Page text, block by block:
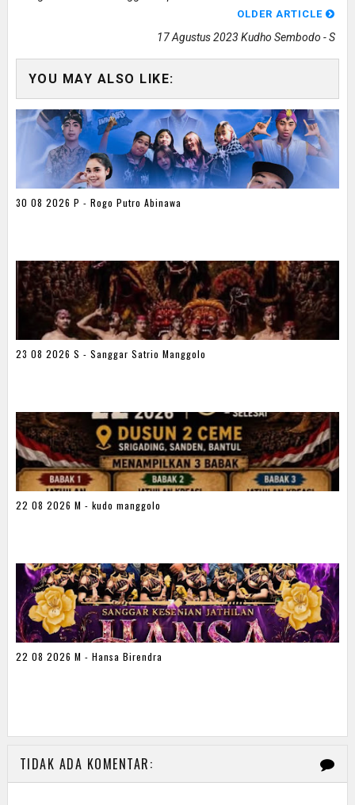
OLDER ARTICLE
17 Agustus 2023 Kudho Sembodo - S
YOU MAY ALSO LIKE:
30 08 2026 P - Rogo Putro Abinawa
23 08 2026 S - Sanggar Satrio Manggolo
22 08 2026 M - kudo manggolo
22 08 2026 M - Hansa Birendra
TIDAK ADA KOMENTAR: